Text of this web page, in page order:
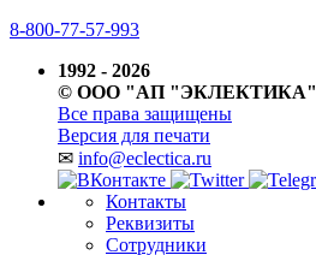
8-800-77-57-993
1992 - 2026
© ООО "АП "ЭКЛЕКТИКА"
Все права защищены
Версия для печати
✉ info@eclectica.ru
Контакты
Реквизиты
Сотрудники